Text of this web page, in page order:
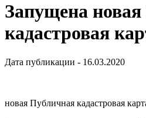
Запущена
кадастровая
Дата публикации - 16.03.2020
новая Публичная кадастровая